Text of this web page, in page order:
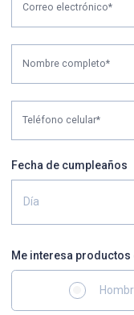
Correo electrónico*
Nombre completo*
Teléfono celular*
Fecha de cumpleaños
Día
Me interesa productos